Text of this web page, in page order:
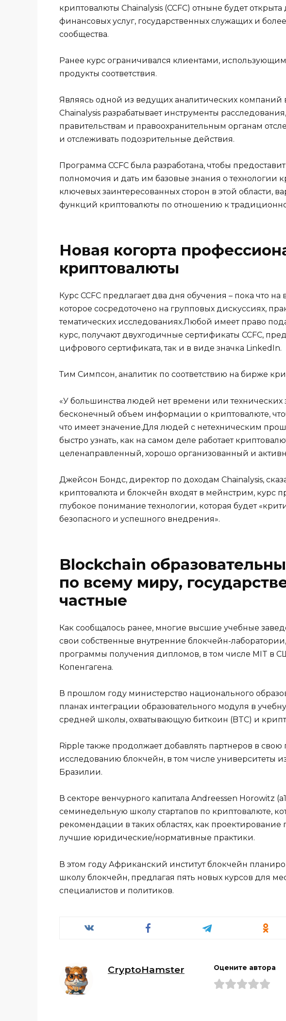
криптовалюты Chainalysis (CCFC) отныне будет
финансовых услуг, государственных служащих и
сообщества.
Ранее курс ограничивался клиентами,
продукты соответствия.
Являясь одной из ведущих аналитических компаний
Chainalysis разрабатывает инструменты
правительствам и правоохранительным органам
и отслеживать подозрительные действия.
Программа CCFC была разработана, чтобы
полномочия и дать им базовые знания о технологии
ключевых заинтересованных сторон в этой области,
функций криптовалюты по отношению к
Новая когорта
криптовалюты
Курс CCFC предлагает два дня обучения – пока что на
которое сосредоточено на групповых дискуссиях,
тематических исследованиях.Любой имеет право
курс, получают двухгодичные сертификаты CCFC,
цифрового сертификата, так и в виде значка LinkedIn.
Тим Симпсон, аналитик по соответствию на бирже
«У большинства людей нет времени или технических
бесконечный объем информации о криптовалюте,
что имеет значение.Для людей с нетехническим
быстро узнать, как на самом деле работает
целенаправленный, хорошо организованный и
Джейсон Бондс, директор по доходам Chainalysis,
криптовалюта и блокчейн входят в мейнстрим, курс
глубокое понимание технологии, которая будет
безопасного и успешного внедрения».
Blockchain
по всему миру,
частные
Как сообщалось ранее, многие высшие учебные
свои собственные внутренние блокчейн-
программы получения дипломов, в том числе MIT в
Копенгагена.
В прошлом году министерство национального
планах интеграции образовательного модуля в
средней школы, охватывающую биткоин (BTC) и
Ripple также продолжает добавлять партнеров в
исследованию блокчейн, в том числе университеты
Бразилии.
В секторе венчурного капитала Andreessen Horowitz
семинедельную школу стартапов по криптовалюте,
рекомендации в таких областях, как проектирование
лучшие юридические/нормативные практики.
В этом году Африканский институт блокчейн
школу блокчейн, предлагая пять новых курсов для
специалистов и политиков.
CryptoHamster Оцените автора